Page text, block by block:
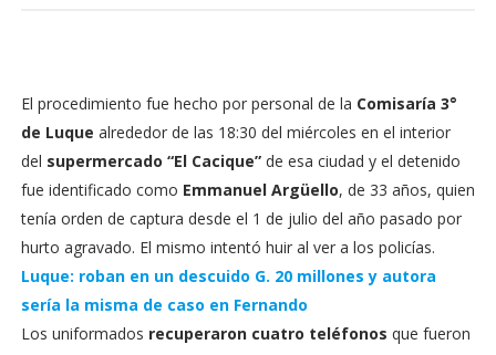
El procedimiento fue hecho por personal de la Comisaría 3°
de Luque alrededor de las 18:30 del miércoles en el interior
del supermercado “El Cacique”de esa ciudad y el detenido
fue identificado como Emmanuel Argüello, de 33 años, quien
tenía orden de captura desde el 1 de julio del año pasado por
hurto agravado. El mismo intentó huir al ver a los policías.
Luque: roban en un descuido G. 20 millones y autora
sería la misma de caso en Fernando
Los uniformados recuperaron cuatro teléfonos que fueron